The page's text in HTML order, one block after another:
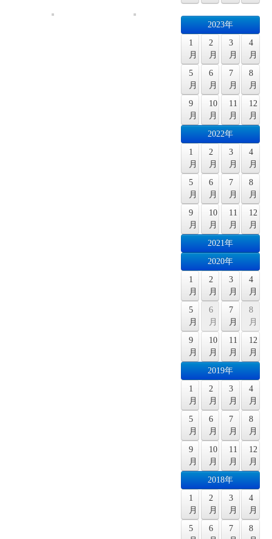
2023年
1
月
2
月
3
月
4
月
5
月
6
月
7
月
8
月
9
月
10
月
11
月
12
月
2022年
1
月
2
月
3
月
4
月
5
月
6
月
7
月
8
月
9
月
10
月
11
月
12
月
2021年
2020年
1
月
2
月
3
月
4
月
5
月
6
月
7
月
8
月
9
月
10
月
11
月
12
月
2019年
1
月
2
月
3
月
4
月
5
月
6
月
7
月
8
月
9
月
10
月
11
月
12
月
2018年
1
月
2
月
3
月
4
月
5
6
7
8